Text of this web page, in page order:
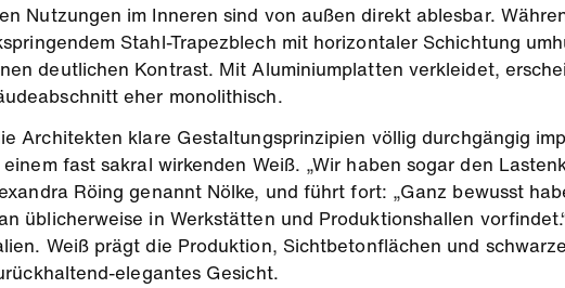
Nutzungen im Inneren sind von außen direkt ablesbar.
Stahl-Trapezblech mit horizontaler Schichtung
deutlichen Kontrast. Mit Aluminiumplatten verkleidet,
eher monolithisch.
Architekten klare Gestaltungsprinzipien völlig durchgängig
fast sakral wirkenden Weiß. „Wir haben sogar den
Röing genannt Nölke, und führt fort: „Ganz bewusst
üblicherweise in Werkstätten und Produktionshallen
Weiß prägt die Produktion, Sichtbetonflächen und
elegantes Gesicht.